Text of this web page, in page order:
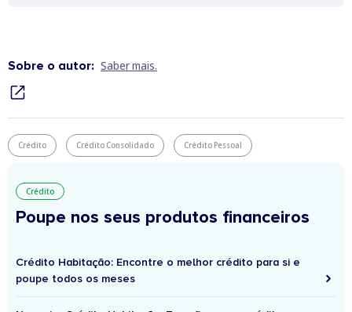
Sobre o autor: Saber mais.
Crédito Crédito Consolidado Crédito Pessoal
Crédito
Poupe nos seus produtos financeiros
Crédito Habitação: Encontre o melhor crédito para si e
poupe todos os meses